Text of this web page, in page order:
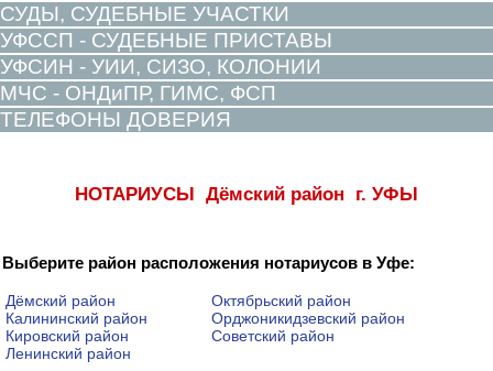
СУДЫ, СУДЕБНЫЕ УЧАСТКИ
УФССП - СУДЕБНЫЕ ПРИСТАВЫ
УФСИН - УИИ, СИЗО, КОЛОНИИ
МЧС - ОНДиПР, ГИМС, ФСП
ТЕЛЕФОНЫ ДОВЕРИЯ
НОТАРИУСЫ Дёмский район г. УФЫ
Выберите район расположения нотариусов в Уфе:
Дёмский район
Калининский район
Кировский район
Ленинский район
Октябрьский район
Орджоникидзевский район
Советский район